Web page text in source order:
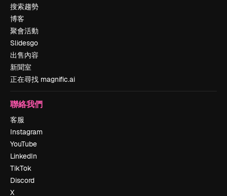
搜索趨勢
博客
聚會活動
Slidesgo
出售內容
新聞室
正在尋找 magnific.ai
聯絡我們
客服
Instagram
YouTube
LinkedIn
TikTok
Discord
X